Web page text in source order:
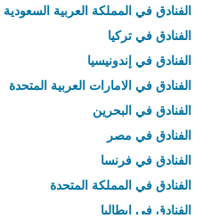
الفنادق في المملكة العربية السعودية
الفنادق في تركيا
الفنادق في إندونيسيا
الفنادق في الامارات العربية المتحدة
الفنادق في البحرين
الفنادق في مصر
الفنادق في فرنسا
الفنادق في المملكة المتحدة
الفنادق في إيطاليا